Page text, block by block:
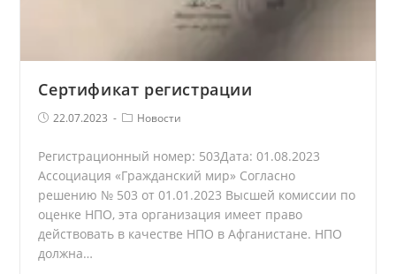
Сертификат регистрации
Запись
22.07.2023
Рубрика
Новости
Регистрационный номер: 503Дата: 01.08.2023
Ассоциация «Гражданский мир» Согласно
решению № 503 от 01.01.2023 Высшей комиссии по
оценке НПО, эта организация имеет право
действовать в качестве НПО в Афганистане. НПО
должна…